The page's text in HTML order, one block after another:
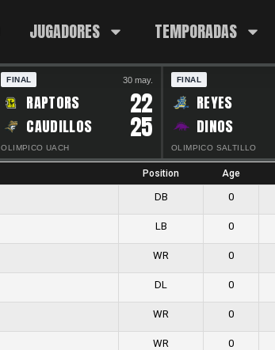
JUGADORES TEMPORADAS
FINAL 30 may.
RAPTORS 22
CAUDILLOS 25
OLIMPICO UACH
FINAL
REYES
DINOS
OLIMPICO SALTILLO
Position Age
DB 0
LB 0
WR 0
DL 0
WR 0
WR 0